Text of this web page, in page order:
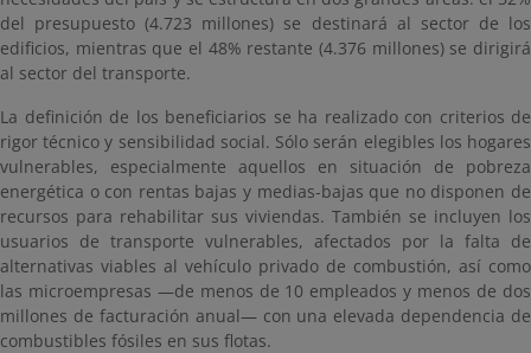
del presupuesto (4.723 millones) se destinará al sector de los
edificios, mientras que el 48% restante (4.376 millones) se dirigirá
al sector del transporte.
La definición de los beneficiarios se ha realizado con criterios de
rigor técnico y sensibilidad social. Sólo serán elegibles los hogares
vulnerables, especialmente aquellos en situación de pobreza
energética o con rentas bajas y medias-bajas que no disponen de
recursos para rehabilitar sus viviendas. También se incluyen los
usuarios de transporte vulnerables, afectados por la falta de
alternativas viables al vehículo privado de combustión, así como
las microempresas —de menos de 10 empleados y menos de dos
millones de facturación anual— con una elevada dependencia de
combustibles fósiles en sus flotas.